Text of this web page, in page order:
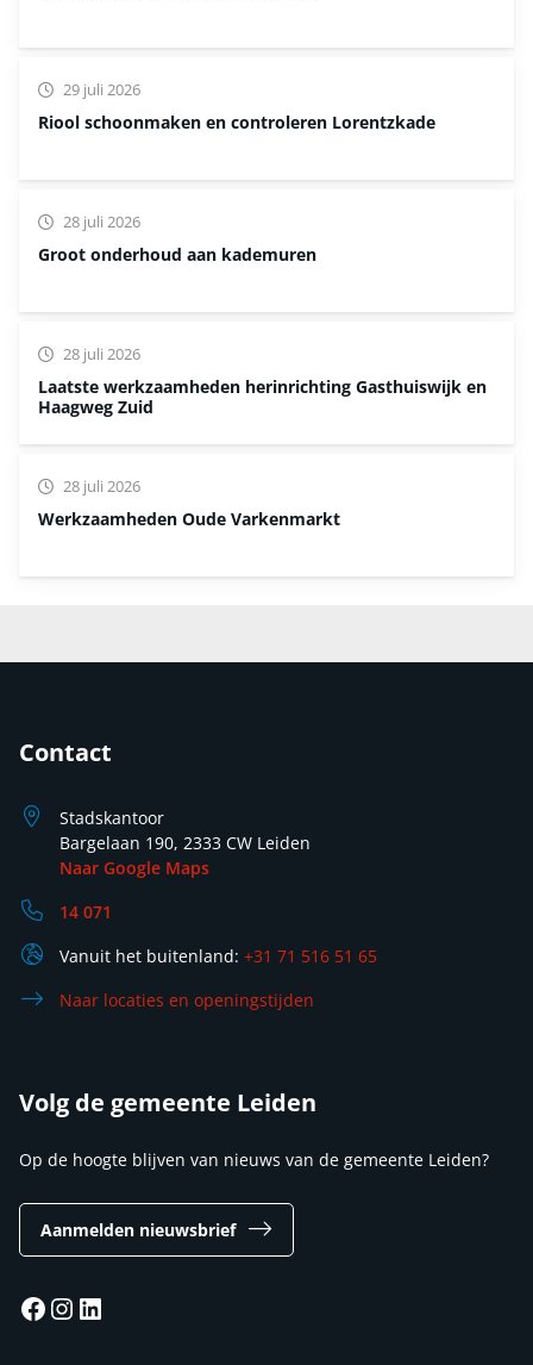
Riool schoonmaken en controleren Lorentzkade
29 juli 2026
Groot onderhoud aan kademuren
28 juli 2026
Laatste werkzaamheden herinrichting Gasthuiswijk en
Haagweg Zuid
28 juli 2026
Werkzaamheden Oude Varkenmarkt
28 juli 2026
Contact
Stadskantoor
Bargelaan 190, 2333 CW Leiden
Naar Google Maps
14 071
Vanuit het buitenland: +31 71 516 51 65
Naar locaties en openingstijden
Volg de gemeente Leiden
Op de hoogte blijven van nieuws van de gemeente Leiden?
Aanmelden nieuwsbrief
Facebook
Instagram
LinkedIn